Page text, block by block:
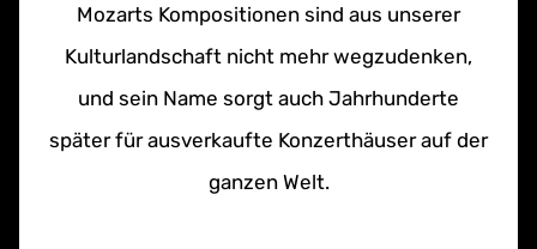
Mozarts Kompositionen sind aus unserer
Kulturlandschaft nicht mehr wegzudenken,
und sein Name sorgt auch Jahrhunderte
später für ausverkaufte Konzerthäuser auf der
ganzen Welt.